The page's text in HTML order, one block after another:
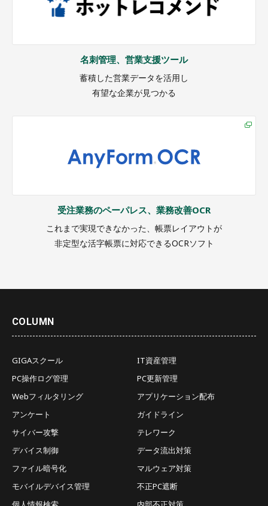
名刺管理、営業支援ツール
蓄積した営業データを活用し
有望な企業が見つかる
受注業務のペーパレス、業務改善OCR
これまで実現できなかった、帳票レイアウトが
非定型な活字帳票に対応できるOCRソフト
COLUMN
GIGAスクール
IT資産管理
PC操作ログ管理
PC更新管理
Webフィルタリング
アプリケーション配布
アンケート
ガイドライン
サイバー攻撃
テレワーク
デバイス制御
データ流出対策
ファイル暗号化
マルウェア対策
モバイルデバイス管理
不正PC遮断